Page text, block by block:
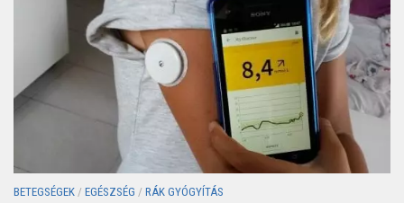
BETEGSÉGEK / EGÉSZSÉG / RÁK GYÓGYÍTÁS